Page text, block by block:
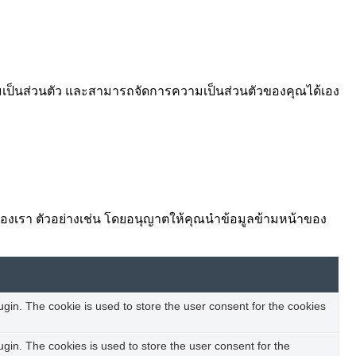
นส่วนตัว และสามารถจัดการความเป็นส่วนตัวของคุณได้เอง
งเรา ตัวอย่างเช่น โดยอนุญาตให้คุณนำข้อมูลข้ามหน้าของ
The cookie is used to store the user consent for the cookies
The cookies is used to store the user consent for the